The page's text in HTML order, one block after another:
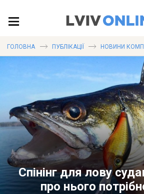
ЛОКАЦІЇ
ПУБЛІКАЦІЇ
ДОВІДКА
ГОЛОВНА ПУБЛІКАЦІЇ НОВИНИ
Спінінг для лову
про нього